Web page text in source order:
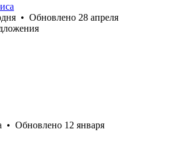
• Обновлено 28 апреля
• Обновлено 12 января